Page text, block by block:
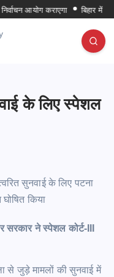
कराएगा बिहार में पहली
के लिए स्पेशल
सरकार ने स्पेशल कोर्ट-III
से जुड़े मामलों की सुनवाई में